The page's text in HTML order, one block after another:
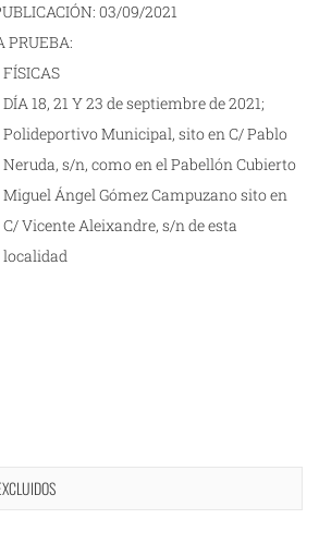
03/09/2021
PRUEBA:
FÍSICAS
DÍA 18, 21 Y 23 de septiembre de 2021;
Polideportivo Municipal, sito en C/ Pablo
Neruda, s/n, como en el Pabellón Cubierto
Miguel Ángel Gómez Campuzano sito en
C/ Vicente Aleixandre, s/n de esta
localidad